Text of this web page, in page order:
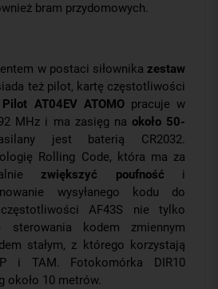
bram przydomowych.
w postaci siłownika zestaw
też pilot, kartę częstotliwości
Pilot AT04EV ATOMOpracuje w
MHz i ma zasięg na około 50-
jest baterią CR2032.
Rolling Code, która ma za
zwiększyć poufność i
wysyłanego kodu do
AF43S nie tylko
sterowania kodem zmiennym
stałym, z którego korzystają
i TAM. Fotokomórka DIR10
około 10 metrów.